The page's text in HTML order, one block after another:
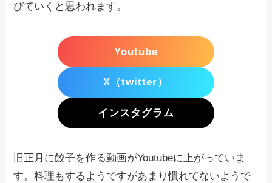
びていくと思われます。
Youtube
X（twitter）
インスタグラム
旧正月に餃子を作る動画がYoutubeに上がっていま
す。料理もするようですがあまり慣れてないようで